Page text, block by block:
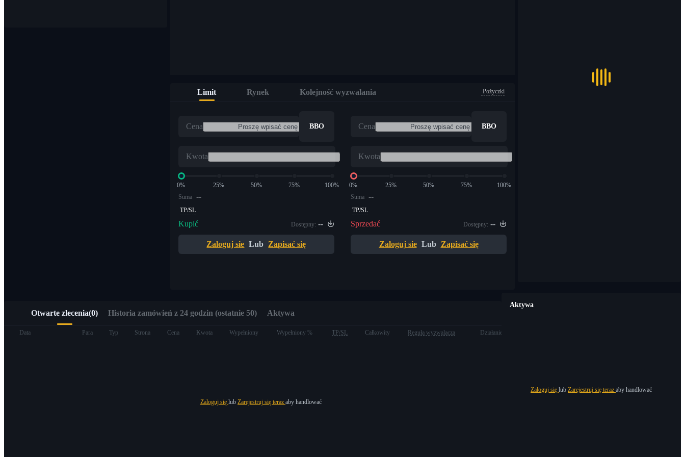
Kontrakty terminowe
Limit Rynek Kolejność wyzwalania Pożyczki
Cena BBO
Kwota
0% 25% 50% 75%
100%
Suma --
TP/SL
Kupić Dostępny: --
Zaloguj sie Lub Zapisać się
Cena BBO
Kwota
0% 25% 50% 75%
100%
Suma --
TP/SL
Sprzedać Dostępny: --
Zaloguj sie Lub Zapisać się
Otwarte zlecenia(0) Historia zamówień z 24 godzin (ostatnie 50) Aktywa
Data Para Typ Strona Cena Kwota Wypełniony Wypełniony % TP/SL Całkowity Reguła wyzwalacza Działanie
Zaloguj się lub Zarejestruj się teraz aby handlować
Aktywa
Zaloguj się lub Zarejestruj się teraz aby handlować